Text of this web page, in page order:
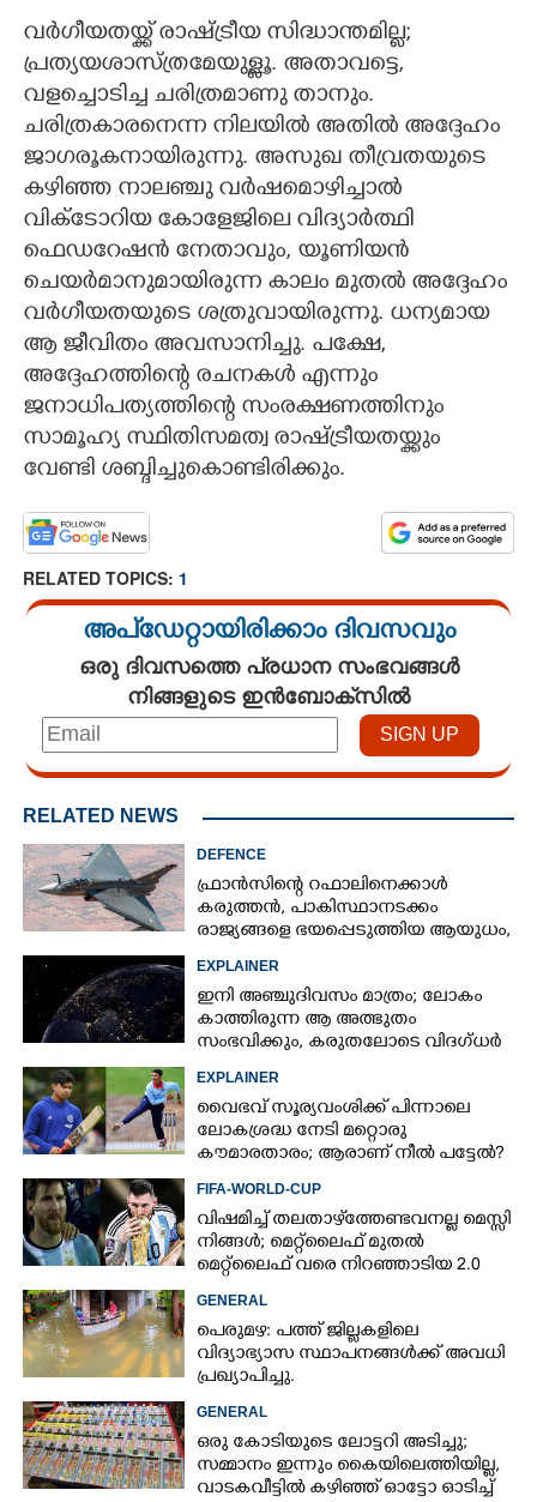
വർഗീയതയ്ക്ക് രാഷ്ട്രീയ സിദ്ധാന്തമില്ല;
പ്രത്യയശാസ്ത്രമേയുള്ളൂ. അതാവട്ടെ,​
വളച്ചൊടിച്ച ചരിത്രമാണു താനും.
ചരിത്രകാരനെന്ന നിലയിൽ അതിൽ അദ്ദേഹം
ജാഗരൂകനായിരുന്നു. അസുഖ തീവ്രതയുടെ
കഴിഞ്ഞ നാലഞ്ചു വർഷമൊഴിച്ചാൽ
വിക്ടോറിയ കോളേജിലെ വിദ്യാർത്ഥി
ഫെഡറേഷൻ നേതാവും,​ യൂണിയൻ
ചെയർമാനുമായിരുന്ന കാലം മുതൽ അദ്ദേഹം
വർഗീയതയുടെ ശത്രുവായിരുന്നു. ധന്യമായ
ആ ജീവിതം അവസാനിച്ചു. പക്ഷേ,​
അദ്ദേഹത്തിന്റെ രചനകൾ എന്നും
ജനാധിപത്യത്തിന്റെ സംരക്ഷണത്തിനും
സാമൂഹ്യ സ്ഥിതിസമത്വ രാഷ്ട്രീയതയ്ക്കും
വേണ്ടി ശബ്ദിച്ചുകൊണ്ടിരിക്കും.
RELATED TOPICS: 1
അപ്ഡേറ്റായിരിക്കാം ദിവസവും
ഒരു ദിവസത്തെ പ്രധാന സംഭവങ്ങൾ
നിങ്ങളുടെ ഇൻബോക്സിൽ
RELATED NEWS
DEFENCE
ഫ്രാൻസിന്റെ റഫാലിനെക്കാൾ
കരുത്തൻ,​ പാകിസ്ഥാനടക്കം
രാജ്യങ്ങളെ ഭയപ്പെടുത്തിയ ആയുധം,​
EXPLAINER
ഇനി അഞ്ചുദിവസം മാത്രം; ലോകം
കാത്തിരുന്ന ആ അത്ഭുതം
സംഭവിക്കും, കരുതലോടെ വിദഗ്ധർ
EXPLAINER
വൈഭവ് സൂര്യവംശിക്ക് പിന്നാലെ
ലോകശ്രദ്ധ നേടി മറ്റൊരു
കൗമാരതാരം; ആരാണ് നീൽ പട്ടേൽ?
FIFA-WORLD-CUP
വിഷമിച്ച് തലതാഴ്‌ത്തേണ്ടവനല്ല മെസ്സി
നിങ്ങള്‍; മെറ്റ്‌ലൈഫ് മുതല്‍
മെറ്റ്‌ലൈഫ് വരെ നിറഞ്ഞാടിയ 2.0
GENERAL
പെരുമഴ: പത്ത് ജില്ലകളിലെ
വിദ്യാഭ്യാസ സ്ഥാപനങ്ങൾക്ക് അവധി
പ്രഖ്യാപിച്ചു.
GENERAL
ഒരു കോടിയുടെ ലോട്ടറി അടിച്ചു;
സമ്മാനം ഇന്നും കൈയിലെത്തിയില്ല,
വാടകവീട്ടിൽ കഴിഞ്ഞ് ഓട്ടോ ഓടിച്ച്
Share this link